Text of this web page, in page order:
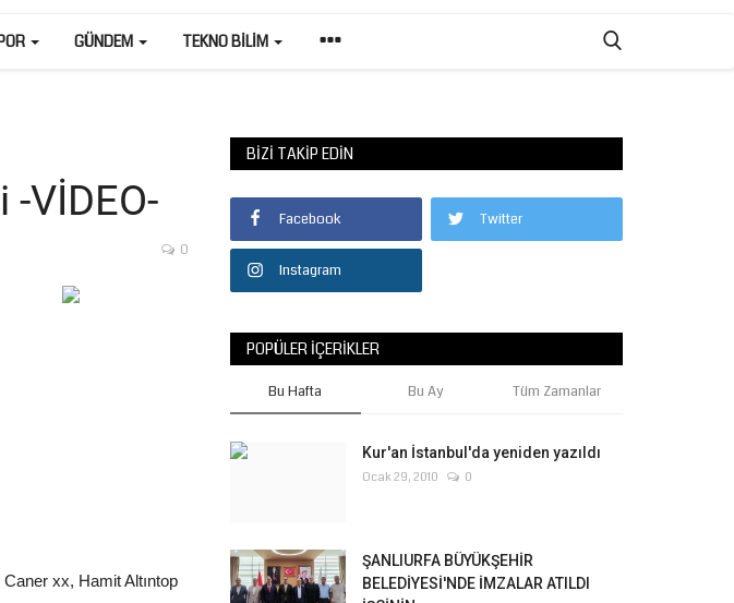
GÜNDEM TEKNO BILIM
VİDEO-
0
xx, Hamit Altıntop
BIZI TAKIP EDIN
Facebook Twitter
Instagram
POPÜLER İÇERIKLER
Bu Hafta Bu Ay Tüm Zamanlar
Kur'an İstanbul'da yeniden yazıldı
Ocak 29, 2010 0
ŞANLIURFA BÜYÜKŞEHİR
BELEDİYESİ'NDE İMZALAR ATILDI